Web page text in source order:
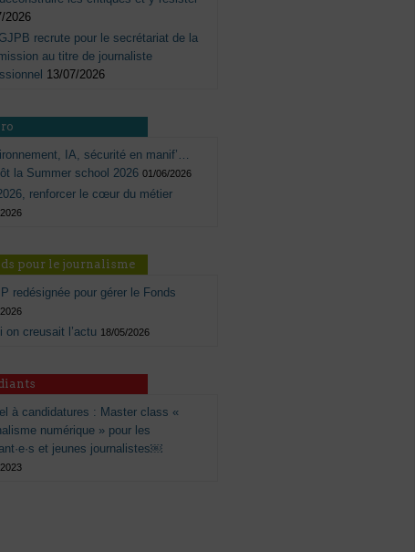
2026
recrute pour le secrétariat de la
au titre de journaliste
13/07/2026
IA, sécurité en manif’…
la Summer school 2026 01/06/2026
renforcer le cœur du métier
pour le journalisme
redésignée pour gérer le Fonds
on creusait l’actu 18/05/2026
à candidatures : Master class «
numérique » pour les
et jeunes journalistes￼